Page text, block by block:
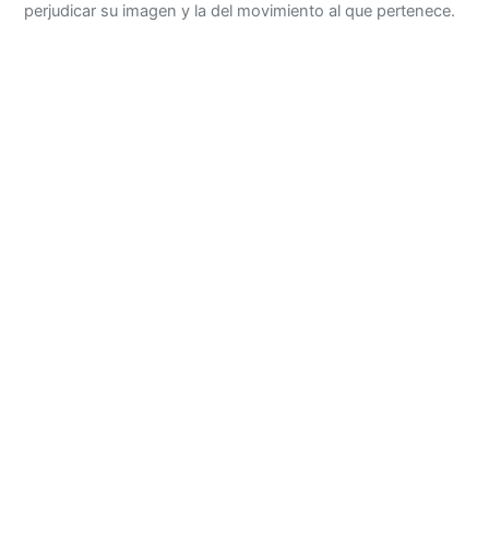
perjudicar su imagen y la del movimiento al que pertenece.